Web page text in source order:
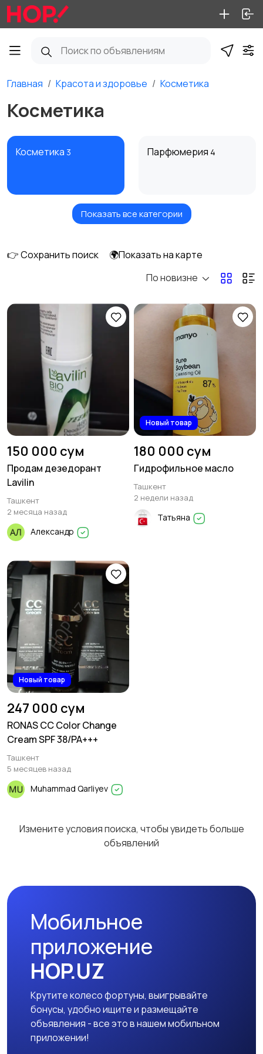
Главная Красота и здоровье Косметика
Косметика
Косметика 3 Парфюмерия 4
Средства для волос Уход и гигиена
аксессуары2
изделия6
Для инвалидов
Показать все категории
👉 Сохранить поиск
🌍Показать на карте
По новизне
150 000 сум
Продам дезедорант
Lavilin
Ташкент
2 месяца назад
Александр
Новый товар
180 000 сум
Гидрофильное масло
Ташкент
2 недели назад
Татьяна
Новый товар
247 000 сум
RONAS CC Color Change
Cream SPF 38/PA+++
Ташкент
5 месяцев назад
Muhammad Qarliyev
Измените условия поиска, чтобы увидеть больше
объявлений
Мобильное
приложение
HOP.UZ
Крутите колесо фортуны, выигрывайте
бонусы, удобно ищите и размещайте
объявления - все это в нашем мобильном
приложении!